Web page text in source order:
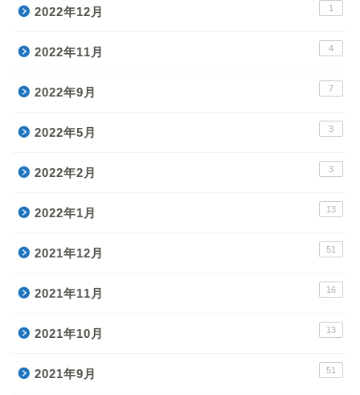
2022年12月 1
2022年11月 4
2022年9月 7
2022年5月 3
2022年2月 3
2022年1月 13
2021年12月 51
2021年11月 16
2021年10月 13
2021年9月 51